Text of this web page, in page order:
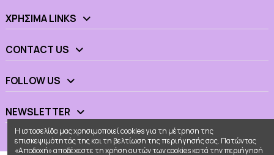
ΧΡΉΣΙΜΑ LINKS
CONTACT US
FOLLOW US
NEWSLETTER
Η ιστοσελίδα μας χρησιμοποιεί cookies για τη μέτρηση της
επισκεψιμότητάς της και τη βελτίωση της περιήγησής σας. Πατώντας
«Αποδοχή» αποδέχεστε τη χρήση αυτών των cookies κατά την περιήγησή